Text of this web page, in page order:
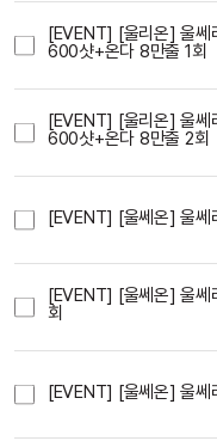
[EVENT] [울리온] 울
600샷+온다 8만줄 1회
[EVENT] [울리온] 울
600샷+온다 8만줄 2회
[EVENT] [울쎄온] 울쎄
[EVENT] [울쎄온] 울
회
[EVENT] [울쎄온] 울쎄